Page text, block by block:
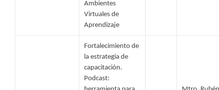
Ambientes
Virtuales de
Aprendizaje
Fortalecimiento de
la estrategia de
capacitación.
Podcast: